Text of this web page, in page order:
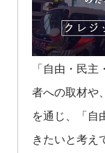
「自由・民
者への取材や
を通じ、「自
きたいと考え